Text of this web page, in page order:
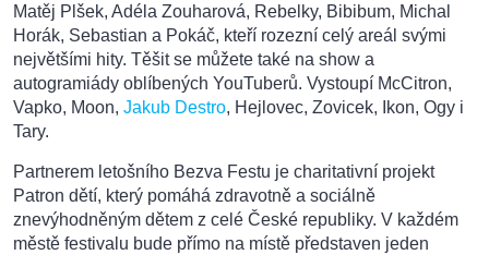
Matěj Plšek, Adéla Zouharová, Rebelky, Bibibum, Michal
Horák, Sebastian a Pokáč, kteří rozezní celý areál svými
největšími hity. Těšit se můžete také na show a
autogramiády oblíbených YouTuberů. Vystoupí McCitron,
Vapko, Moon, Jakub Destro, Hejlovec, Zovicek, Ikon, Ogy i
Tary.
Partnerem letošního Bezva Festu je charitativní projekt
Patron dětí, který pomáhá zdravotně a sociálně
znevýhodněným dětem z celé České republiky. V každém
městě festivalu bude přímo na místě představen jeden